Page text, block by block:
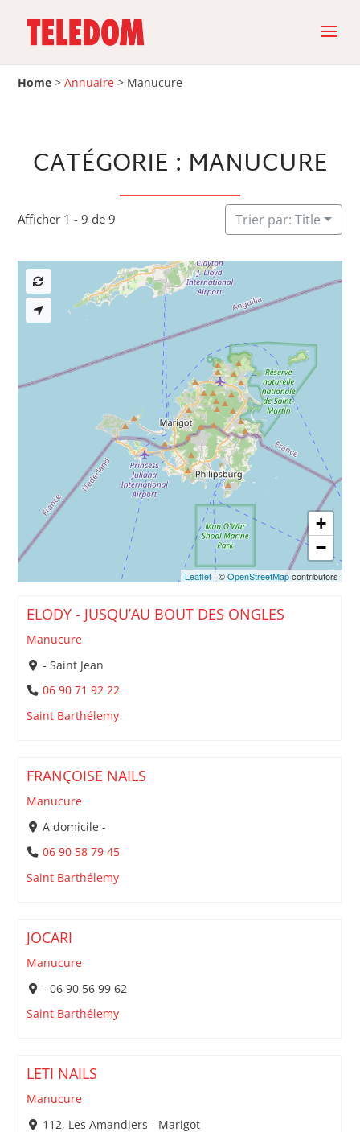
Home >Annuaire > Manucure
CATÉGORIE : MANUCURE
Afficher 1 - 9 de 9 Trier par: Title
ELODY - JUSQU’AU BOUT DES ONGLES
Manucure
- Saint Jean
06 90 71 92 22
Saint Barthélemy
FRANÇOISE NAILS
Manucure
A domicile -
06 90 58 79 45
Saint Barthélemy
JOCARI
Manucure
- 06 90 56 99 62
Saint Barthélemy
LETI NAILS
Manucure
112, Les Amandiers - Marigot
+
−
Leaflet| ©OpenStreetMapcontributors